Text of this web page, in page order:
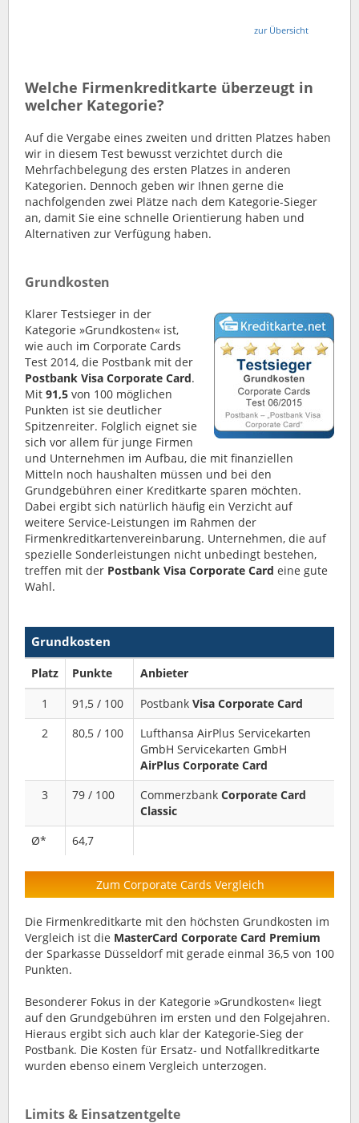
zur Übersicht
Welche Firmenkreditkarte überzeugt in
welcher Kategorie?
Auf die Vergabe eines zweiten und dritten Platzes haben
wir in diesem Test bewusst verzichtet durch die
Mehrfachbelegung des ersten Platzes in anderen
Kategorien. Dennoch geben wir Ihnen gerne die
nachfolgenden zwei Plätze nach dem Kategorie-Sieger
an, damit Sie eine schnelle Orientierung haben und
Alternativen zur Verfügung haben.
Grundkosten
Klarer Testsieger in der
Kategorie »Grundkosten« ist,
wie auch im Corporate Cards
Test 2014, die Postbank mit der
Postbank Visa Corporate Card.
Mit 91,5 von 100 möglichen
Punkten ist sie deutlicher
Spitzenreiter. Folglich eignet sie
sich vor allem für junge Firmen
und Unternehmen im Aufbau, die mit finanziellen
Mitteln noch haushalten müssen und bei den
Grundgebühren einer Kreditkarte sparen möchten.
Dabei ergibt sich natürlich häufig ein Verzicht auf
weitere Service-Leistungen im Rahmen der
Firmenkreditkartenvereinbarung. Unternehmen, die auf
spezielle Sonderleistungen nicht unbedingt bestehen,
treffen mit der Postbank Visa Corporate Card eine gute
Wahl.
Grundkosten
Platz Punkte
Anbieter
1
91,5 / 100 Postbank Visa Corporate Card
2
80,5 / 100
Lufthansa AirPlus Servicekarten
GmbH Servicekarten GmbH
AirPlus Corporate Card
3
79 / 100 Commerzbank Corporate Card
Classic
Ø*
64,7
Zum Corporate Cards Vergleich
Die Firmenkreditkarte mit den höchsten Grundkosten im
Vergleich ist die MasterCard Corporate Card Premium
der Sparkasse Düsseldorf mit gerade einmal 36,5 von 100
Punkten.
Besonderer Fokus in der Kategorie »Grundkosten« liegt
auf den Grundgebühren im ersten und den Folgejahren.
Hieraus ergibt sich auch klar der Kategorie-Sieg der
Postbank. Die Kosten für Ersatz- und Notfallkreditkarte
wurden ebenso einem Vergleich unterzogen.
Limits & Einsatzentgelte